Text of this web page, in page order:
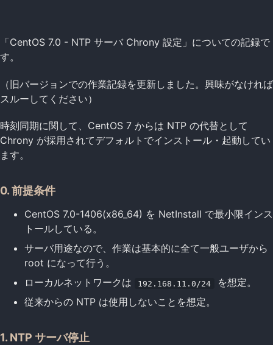
「CentOS 7.0 - NTP サーバ Chrony 設定」についての記録で
す。
（旧バージョンでの作業記録を更新しました。興味がなければ
スルーしてください）
時刻同期に関して、CentOS 7 からは NTP の代替として
Chrony が採用されてデフォルトでインストール・起動してい
ます。
0. 前提条件
CentOS 7.0-1406(x86_64) を NetInstall で最小限インス
トールしている。
サーバ用途なので、作業は基本的に全て一般ユーザから
root になって行う。
ローカルネットワークは
192.168.11.0/24
を想定。
従来からの NTP は使用しないことを想定。
1. NTP サーバ停止